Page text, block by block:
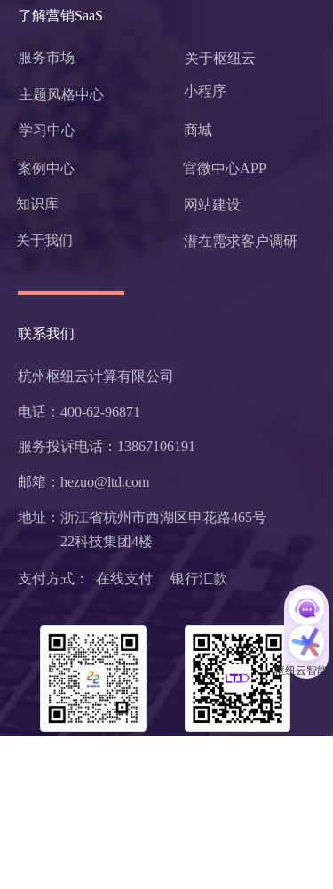
了解营销SaaS
关于枢纽云
服务市场
主题风格中心 小程序
学习中心 商城
联系我们
杭州枢纽云计算有限公司
电话：400-62-96871
邮箱：hezuo@ltd.com
地址：浙江省杭州市西湖区申花路465号
支付方式：  在线支付     银行汇款
案例中心 官微中心APP
知识库 网站建设
关于我们
服务投诉电话： 13867106191
潜在需求客户调研
22科技集团4楼